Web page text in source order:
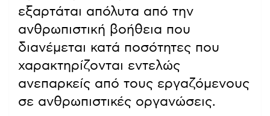
εξαρτάται απόλυτα από την
ανθρωπιστική βοήθεια που
διανέμεται κατά ποσότητες που
χαρακτηρίζονται εντελώς
ανεπαρκείς από τους εργαζόμενους
σε ανθρωπιστικές οργανώσεις.